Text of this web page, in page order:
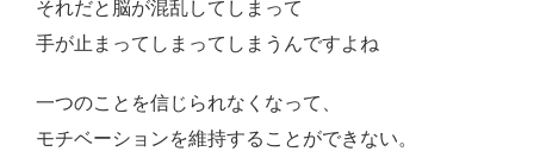
それだと脳が混乱してしまって
手が止まってしまってしまうんですよね
一つのことを信じられなくなって、
モチベーションを維持することができない。